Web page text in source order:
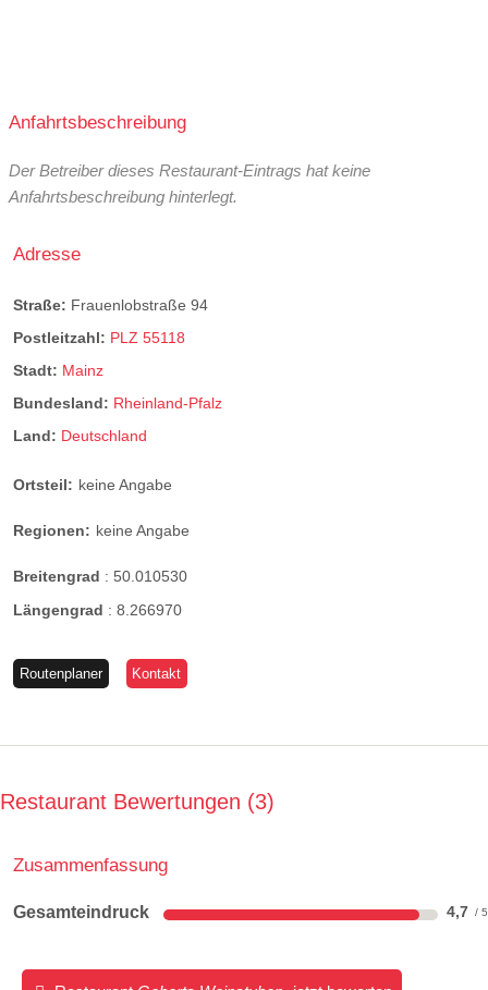
Anfahrtsbeschreibung
Der Betreiber dieses Restaurant-Eintrags hat keine
Anfahrtsbeschreibung hinterlegt.
Adresse
Straße: Frauenlobstraße 94
Postleitzahl: PLZ 55118
Stadt: Mainz
Bundesland: Rheinland-Pfalz
Land: Deutschland
Ortsteil: keine Angabe
Regionen: keine Angabe
Breitengrad : 50.010530
Längengrad : 8.266970
Routenplaner Kontakt
Restaurant Bewertungen 3
Zusammenfassung
Gesamteindruck 4,7